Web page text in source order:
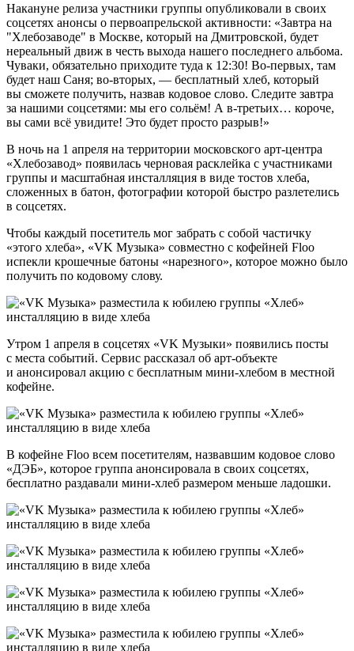
Накануне релиза участники группы опубликовали в своих
соцсетях анонсы о первоапрельской активности: «Завтра на
"Хлебозаводе" в Москве, который на Дмитровской, будет
нереальный движ в честь выхода нашего последнего альбома.
Чуваки, обязательно приходите туда к 12:30! Во-первых, там
будет наш Саня; во-вторых, — бесплатный хлеб, который
вы сможете получить, назвав кодовое слово. Следите завтра
за нашими соцсетями: мы его сольём! А в-третьих… короче,
вы сами всё увидите! Это будет просто разрыв!»
В ночь на 1 апреля на территории московского арт-центра
«Хлебозавод» появилась черновая расклейка с участниками
группы и масштабная инсталляция в виде тостов хлеба,
сложенных в батон, фотографии которой быстро разлетелись
в соцсетях.
Чтобы каждый посетитель мог забрать с собой частичку
«этого хлеба», «VK Музыка» совместно с кофейней Floo
испекли крошечные батоны «нарезного», которое можно было
получить по кодовому слову.
Утром 1 апреля в соцсетях «VK Музыки» появились посты
с места событий. Сервис рассказал об арт-объекте
и анонсировал акцию с бесплатным мини-хлебом в местной
кофейне.
В кофейне Floo всем посетителям, назвавшим кодовое слово
«ДЭБ», которое группа анонсировала в своих соцсетях,
бесплатно раздавали мини-хлеб размером меньше ладошки.